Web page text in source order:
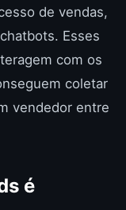
de vendas,
Esses
com os
coletar
vendedor entre
é